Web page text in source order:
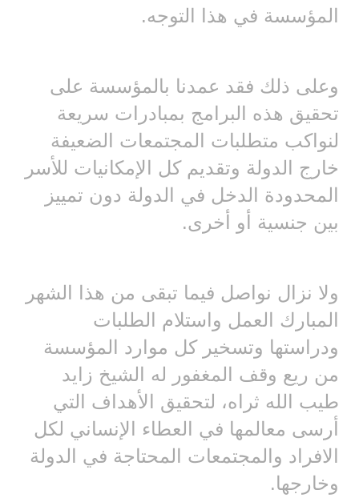
المؤسسة في هذا التوجه.
وعلى ذلك فقد عمدنا بالمؤسسة على
تحقيق هذه البرامج بمبادرات سريعة
لنواكب متطلبات المجتمعات الضعيفة
خارج الدولة وتقديم كل الإمكانيات للأسر
المحدودة الدخل في الدولة دون تمييز
بين جنسية أو أخرى.
ولا نزال نواصل فيما تبقى من هذا الشهر
المبارك العمل واستلام الطلبات
ودراستها وتسخير كل موارد المؤسسة
من ريع وقف المغفور له الشيخ زايد
طيب الله ثراه، لتحقيق الأهداف التي
أرسى معالمها في العطاء الإنساني لكل
الافراد والمجتمعات المحتاجة في الدولة
وخارجها.